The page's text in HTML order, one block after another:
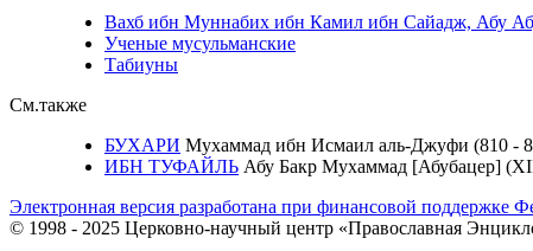
Вахб ибн Муннабих ибн Камил ибн Сайадж, Абу
Ученые мусульманские
Табиуны
См.также
БУХАРИ Мухаммад ибн Исмаил аль-Джуфи (810 -
ИБН ТУФАЙЛЬ Абу Бакр Мухаммад [Абубацер]
Электронная версия разработана при финансовой поддержке
© 1998 - 2025 Церковно-научный центр «Православная